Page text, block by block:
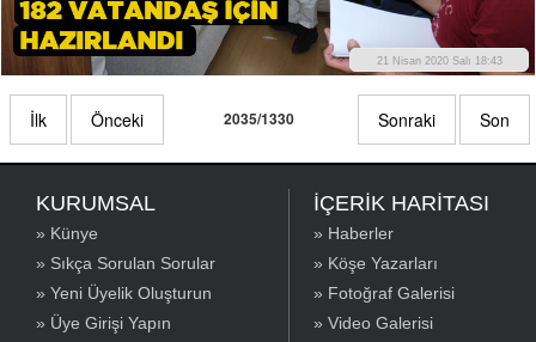
21 Nisan 2020 Salı 18:43
İlk Önceki 2035/1330 Sonraki Son
KURUMSAL
» Künye
» Sıkça Sorulan Sorular
» Yeni Üyelik Oluşturun
» Üye Girişi Yapın
İÇERİK HARİTASI
» Haberler
» Köşe Yazarları
» Fotoğraf Galerisi
» Video Galerisi